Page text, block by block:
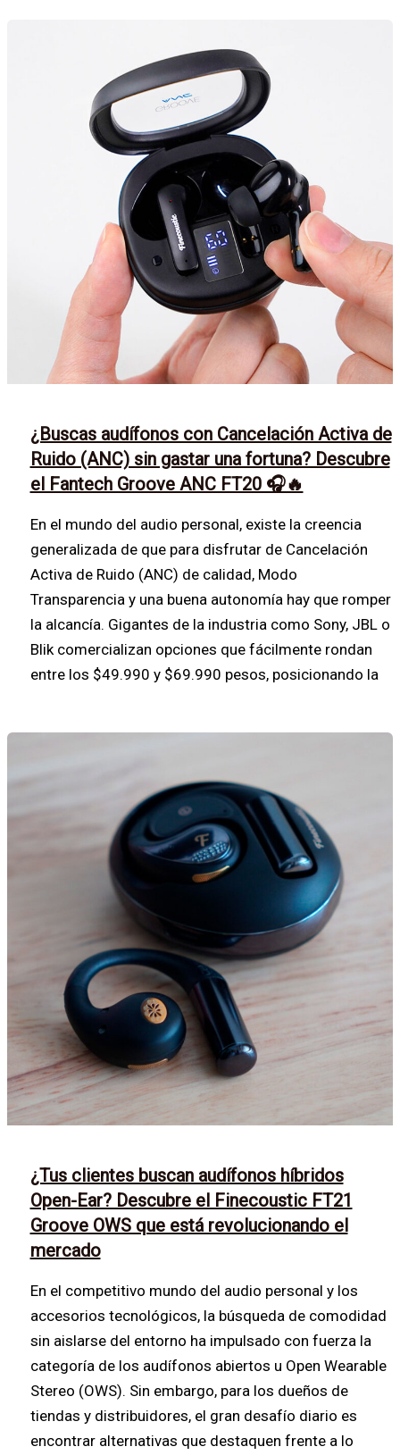
¿Buscas audífonos con Cancelación Activa de
Ruido (ANC) sin gastar una fortuna? Descubre
el Fantech Groove ANC FT20 🎧🔥
En el mundo del audio personal, existe la creencia
generalizada de que para disfrutar de Cancelación
Activa de Ruido (ANC) de calidad, Modo
Transparencia y una buena autonomía hay que romper
la alcancía. Gigantes de la industria como Sony, JBL o
Blik comercializan opciones que fácilmente rondan
entre los $49.990 y $69.990 pesos, posicionando la
¿Tus clientes buscan audífonos híbridos
Open-Ear? Descubre el Finecoustic FT21
Groove OWS que está revolucionando el
mercado
En el competitivo mundo del audio personal y los
accesorios tecnológicos, la búsqueda de comodidad
sin aislarse del entorno ha impulsado con fuerza la
categoría de los audífonos abiertos u Open Wearable
Stereo (OWS). Sin embargo, para los dueños de
tiendas y distribuidores, el gran desafío diario es
encontrar alternativas que destaquen frente a lo